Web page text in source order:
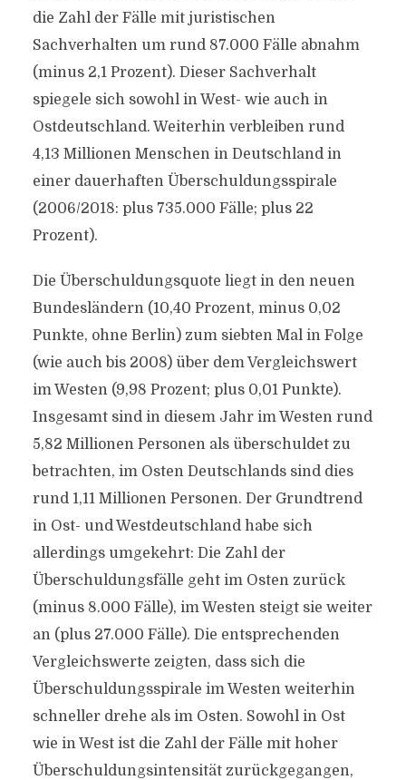
die Zahl der Fälle mit juristischen
Sachverhalten um rund 87.000 Fälle abnahm
(minus 2,1 Prozent). Dieser Sachverhalt
spiegele sich sowohl in West- wie auch in
Ostdeutschland. Weiterhin verbleiben rund
4,13 Millionen Menschen in Deutschland in
einer dauerhaften Überschuldungsspirale
(2006/2018: plus 735.000 Fälle; plus 22
Prozent).
Die Überschuldungsquote liegt in den neuen
Bundesländern (10,40 Prozent, minus 0,02
Punkte, ohne Berlin) zum siebten Mal in Folge
(wie auch bis 2008) über dem Vergleichswert
im Westen (9,98 Prozent; plus 0,01 Punkte).
Insgesamt sind in diesem Jahr im Westen rund
5,82 Millionen Personen als überschuldet zu
betrachten, im Osten Deutschlands sind dies
rund 1,11 Millionen Personen. Der Grundtrend
in Ost- und Westdeutschland habe sich
allerdings umgekehrt: Die Zahl der
Überschuldungsfälle geht im Osten zurück
(minus 8.000 Fälle), im Westen steigt sie weiter
an (plus 27.000 Fälle). Die entsprechenden
Vergleichswerte zeigten, dass sich die
Überschuldungsspirale im Westen weiterhin
schneller drehe als im Osten. Sowohl in Ost
wie in West ist die Zahl der Fälle mit hoher
Überschuldungsintensität zurückgegangen,